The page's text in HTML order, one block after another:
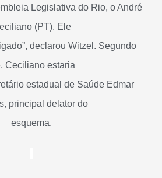
Legislativa do Rio, o André
(PT). Ele
declarou Witzel. Segundo
Ceciliano estaria
estadual de Saúde Edmar
principal delator do
esquema.